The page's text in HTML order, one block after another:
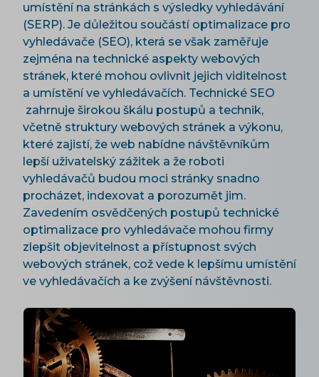
umístění na stránkách s výsledky vyhledávání
(SERP). Je důležitou součástí optimalizace pro
vyhledávače (SEO), která se však zaměřuje
zejména na technické aspekty webových
stránek, které mohou ovlivnit jejich viditelnost
a umístění ve vyhledávačích. Technické SEO
zahrnuje širokou škálu postupů a technik,
včetně struktury webových stránek a výkonu,
které zajistí, že web nabídne návštěvníkům
lepší uživatelský zážitek a že roboti
vyhledávačů budou moci stránky snadno
procházet, indexovat a porozumět jim.
Zavedením osvědčených postupů technické
optimalizace pro vyhledávače mohou firmy
zlepšit objevitelnost a přístupnost svých
webových stránek, což vede k lepšímu umístění
ve vyhledávačích a ke zvýšení návštěvnosti.